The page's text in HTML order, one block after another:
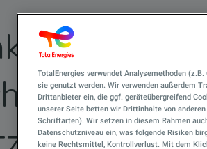
der
für
TotalEnergies verwendet Analysemethoden
sie genutzt werden. Wir verwenden außerdem
Drittanbieter ein, die ggf. geräteübergreifend
unserer Seite betten wir Drittinhalte von
Schriftarten). Wir setzen in diesem Rahmen
Datenschutzniveau ein, was folgende Risiken
keine Rechtsmittel, Kontrollverlust. Mit dem